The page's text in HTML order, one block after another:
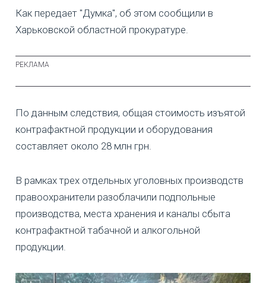
Как передает "Думка", об этом сообщили в
Харьковской областной прокуратуре.
По данным следствия, общая стоимость изъятой
контрафактной продукции и оборудования
составляет около 28 млн грн.
В рамках трех отдельных уголовных производств
правоохранители разоблачили подпольные
производства, места хранения и каналы сбыта
контрафактной табачной и алкогольной
продукции.